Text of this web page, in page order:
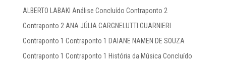
ALBERTO LABAKI Análise Concluído Contraponto 2
Contraponto 2 ANA JÚLIA CARGNELUTTI GUARNIERI
Contraponto 1 Contraponto 1 DAIANE NAMEN DE SOUZA
Contraponto 1 Contraponto 1 História da Música Concluído